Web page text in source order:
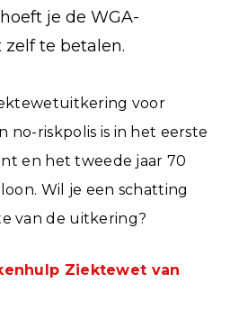
je de WGA-
te betalen.
voor
no-riskpolis is in het eerste
en het tweede jaar 70
Wil je een schatting
van de uitkering?
Ziektewet van